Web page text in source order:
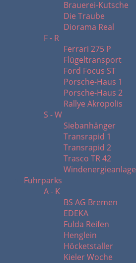
Brauerei-Kutsche
Die Traube
Diorama Real
F - R
Ferrari 275 P
Flügeltransport
Ford Focus ST
Porsche-Haus 1
Porsche-Haus 2
Rallye Akropolis
S - W
Siebanhänger
Transrapid 1
Transrapid 2
Trasco TR 42
Windenergieanlage
Fuhrparks
A - K
BS AG Bremen
EDEKA
Fulda Reifen
Henglein
Höcketstaller
Kieler Woche